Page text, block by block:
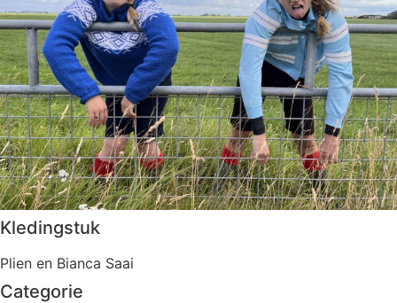
Kledingstuk
Plien en Bianca Saai
Categorie